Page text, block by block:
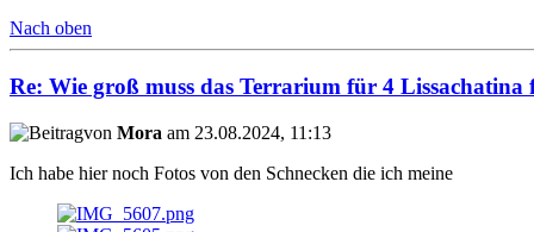
Nach oben
Re: Wie groß muss das Terrarium für 4 Lissachatina
von Mora am 23.08.2024, 11:13
Ich habe hier noch Fotos von den Schnecken die ich meine